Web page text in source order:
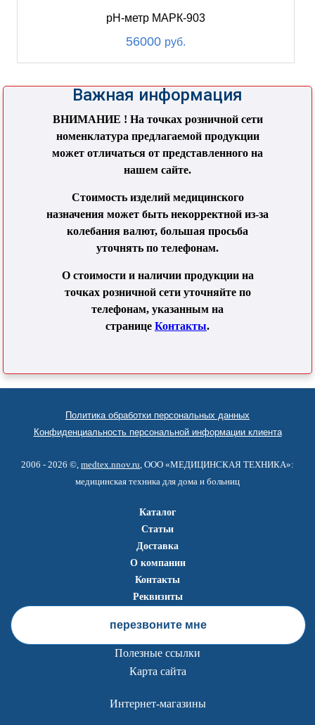
pH-метр МАРК-903
56000 руб.
Важная информация
ВНИМАНИЕ ! На точках розничной сети
номенклатура предлагаемой продукции
может отличаться от представленного на
нашем сайте.
Стоимость изделий медицинского
назначения может быть некорректной из-за
колебания валют, большая просьба
уточнять по телефонам.
О стоимости и наличии продукции на
точках розничной сети уточняйте по
телефонам, указанным на
странице Контакты.
Политика обработки персональных данных
Конфиденциальность персональной информации клиента
2006 - 2026 ©, medtex.nnov.ru, ООО «МЕДИЦИНСКАЯ ТЕХНИКА»:
медицинская техника для дома и больниц
Каталог
Статьи
Доставка
О компании
Контакты
Реквизиты
перезвоните мне
Полезные ссылки
Карта сайта
Интернет-магазины